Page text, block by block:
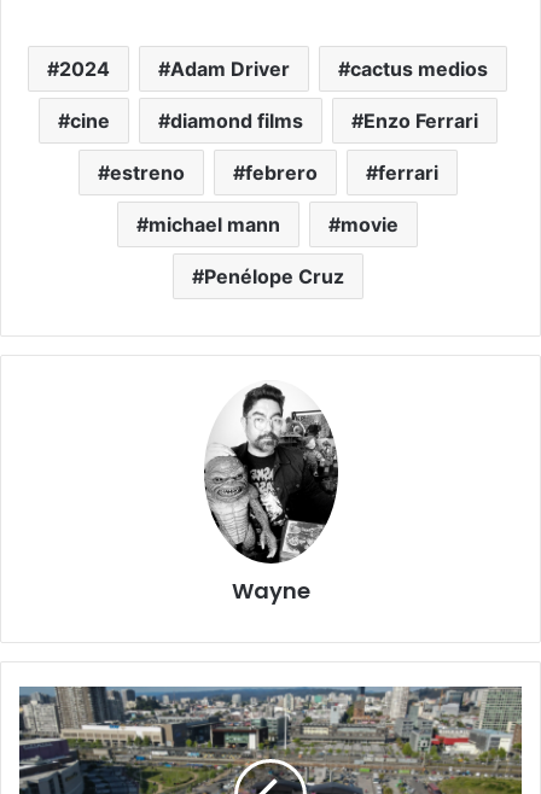
2024 Adam Driver cactus medios
cine diamond films Enzo Ferrari
estreno febrero ferrari
michael mann movie
Penélope Cruz
Wayne